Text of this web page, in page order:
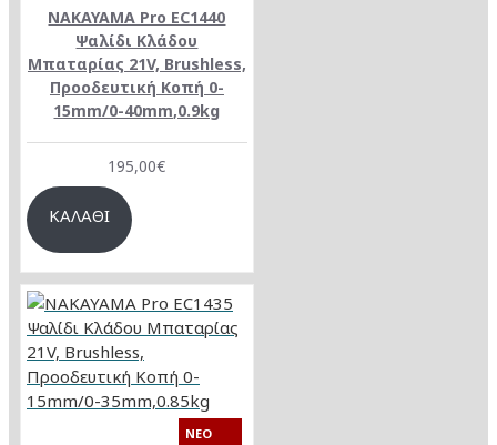
NAKAYAMA Pro EC1440
Ψαλίδι Κλάδου
Μπαταρίας 21V, Brushless,
Προοδευτική Κοπή 0-
15mm/0-40mm,0.9kg
195,00€
ΚΑΛΆΘΙ
NEO